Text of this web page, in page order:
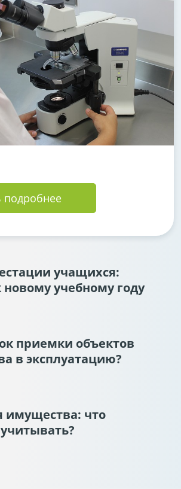
подробнее
учащихся:
учебному году
приемки объектов
в эксплуатацию?
имущества: что